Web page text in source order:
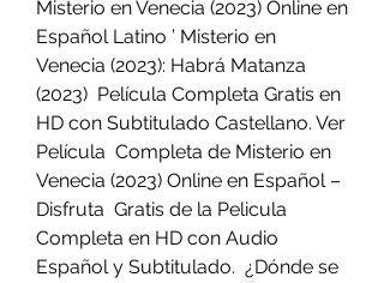
Misterio en Venecia (2023) Online en
Español Latino ’ Misterio en
Venecia (2023): Habrá Matanza
(2023)  Película Completa Gratis en
HD con Subtitulado Castellano. Ver
Película  Completa de Misterio en
Venecia (2023) Online en Español –
Disfruta  Gratis de la Pelicula
Completa en HD con Audio
Español y Subtitulado.  ¿Dónde se